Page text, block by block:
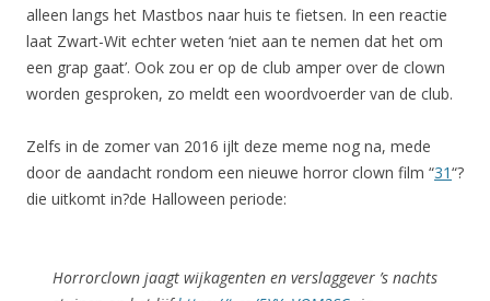
alleen langs het Mastbos naar huis te fietsen. In een reactie
laat Zwart-Wit echter weten ‘niet aan te nemen dat het om
een grap gaat’. Ook zou er op de club amper over de clown
worden gesproken, zo meldt een woordvoerder van de club.
Zelfs in de zomer van 2016 ijlt deze meme nog na, mede
door de aandacht rondom een nieuwe horror clown film “31“?
die uitkomt in?de Halloween periode:
Horrorclown jaagt wijkagenten en verslaggever ’s nachts